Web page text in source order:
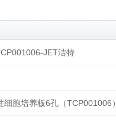
JET洁特
胞培养板6孔（TCP001006）